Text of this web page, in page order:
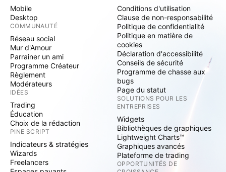
Mobile
Desktop
COMMUNAUTÉ
Réseau social
Mur d'Amour
Parrainer un ami
Programme Créateur
Règlement
Modérateurs
IDÉES
Trading
Éducation
Choix de la rédaction
PINE SCRIPT
Indicateurs & stratégies
Wizards
Freelancers
Conditions d'utilisation
Clause de non-responsabilité
Politique de confidentialité
Politique en matière de
cookies
Déclaration d'accessibilité
Conseils de sécurité
Programme de chasse aux
bugs
Page du statut
SOLUTIONS POUR LES
ENTREPRISES
Widgets
Bibliothèques de graphiques
Lightweight Charts™
Graphiques avancés
Plateforme de trading
OPPORTUNITÉS DE